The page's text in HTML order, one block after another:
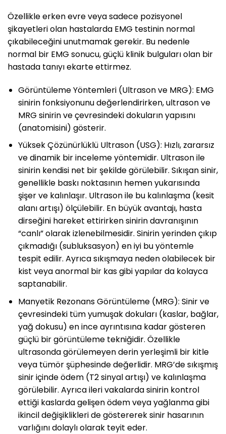
Özellikle erken evre veya sadece pozisyonel
şikayetleri olan hastalarda EMG testinin normal
çıkabileceğini unutmamak gerekir. Bu nedenle
normal bir EMG sonucu, güçlü klinik bulguları olan bir
hastada tanıyı ekarte ettirmez.
Görüntüleme Yöntemleri (Ultrason ve MRG): EMG
sinirin fonksiyonunu değerlendirirken, ultrason ve
MRG sinirin ve çevresindeki dokuların yapısını
(anatomisini) gösterir.
Yüksek Çözünürlüklü Ultrason (USG): Hızlı, zararsız
ve dinamik bir inceleme yöntemidir. Ultrason ile
sinirin kendisi net bir şekilde görülebilir. Sıkışan sinir,
genellikle baskı noktasının hemen yukarısında
şişer ve kalınlaşır. Ultrason ile bu kalınlaşma (kesit
alanı artışı) ölçülebilir. En büyük avantajı, hasta
dirseğini hareket ettirirken sinirin davranışının
“canlı” olarak izlenebilmesidir. Sinirin yerinden çıkıp
çıkmadığı (subluksasyon) en iyi bu yöntemle
tespit edilir. Ayrıca sıkışmaya neden olabilecek bir
kist veya anormal bir kas gibi yapılar da kolayca
saptanabilir.
Manyetik Rezonans Görüntüleme (MRG): Sinir ve
çevresindeki tüm yumuşak dokuları (kaslar, bağlar,
yağ dokusu) en ince ayrıntısına kadar gösteren
güçlü bir görüntüleme tekniğidir. Özellikle
ultrasonda görülemeyen derin yerleşimli bir kitle
veya tümör şüphesinde değerlidir. MRG’de sıkışmış
sinir içinde ödem (T2 sinyal artışı) ve kalınlaşma
görülebilir. Ayrıca ileri vakalarda sinirin kontrol
ettiği kaslarda gelişen ödem veya yağlanma gibi
ikincil değişiklikleri de göstererek sinir hasarının
varlığını dolaylı olarak teyit eder.